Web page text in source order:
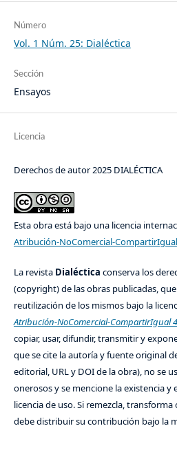
Número
Vol. 1 Núm. 25: Dialéctica
Sección
Ensayos
Licencia
Derechos de autor 2025 DIALÉCTICA
Esta obra está bajo una licencia
Atribución-NoComercial-
La revista Dialéctica conserva los
(copyright) de las obras publicadas,
reutilización de los mismos bajo la
Atribución-NoComercial-CompartirIgual
copiar, usar, difundir, transmitir y
que se cite la autoría y fuente original
editorial, URL y DOI de la obra), no se
onerosos y se mencione la existencia y
licencia de uso. Si remezcla,
debe distribuir su contribución bajo la